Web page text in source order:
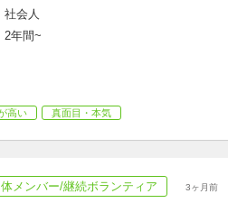
社会人
2年間~
高い 真面目・本気
体メンバー/継続ボランティア 3ヶ月前